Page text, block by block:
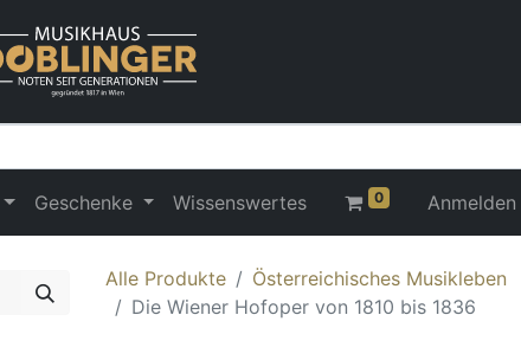
Geschenke Wissenswertes 0 Anmelden
Alle Produkte
Österreichisches Musikleben
Die Wiener Hofoper von 1810 bis 1836